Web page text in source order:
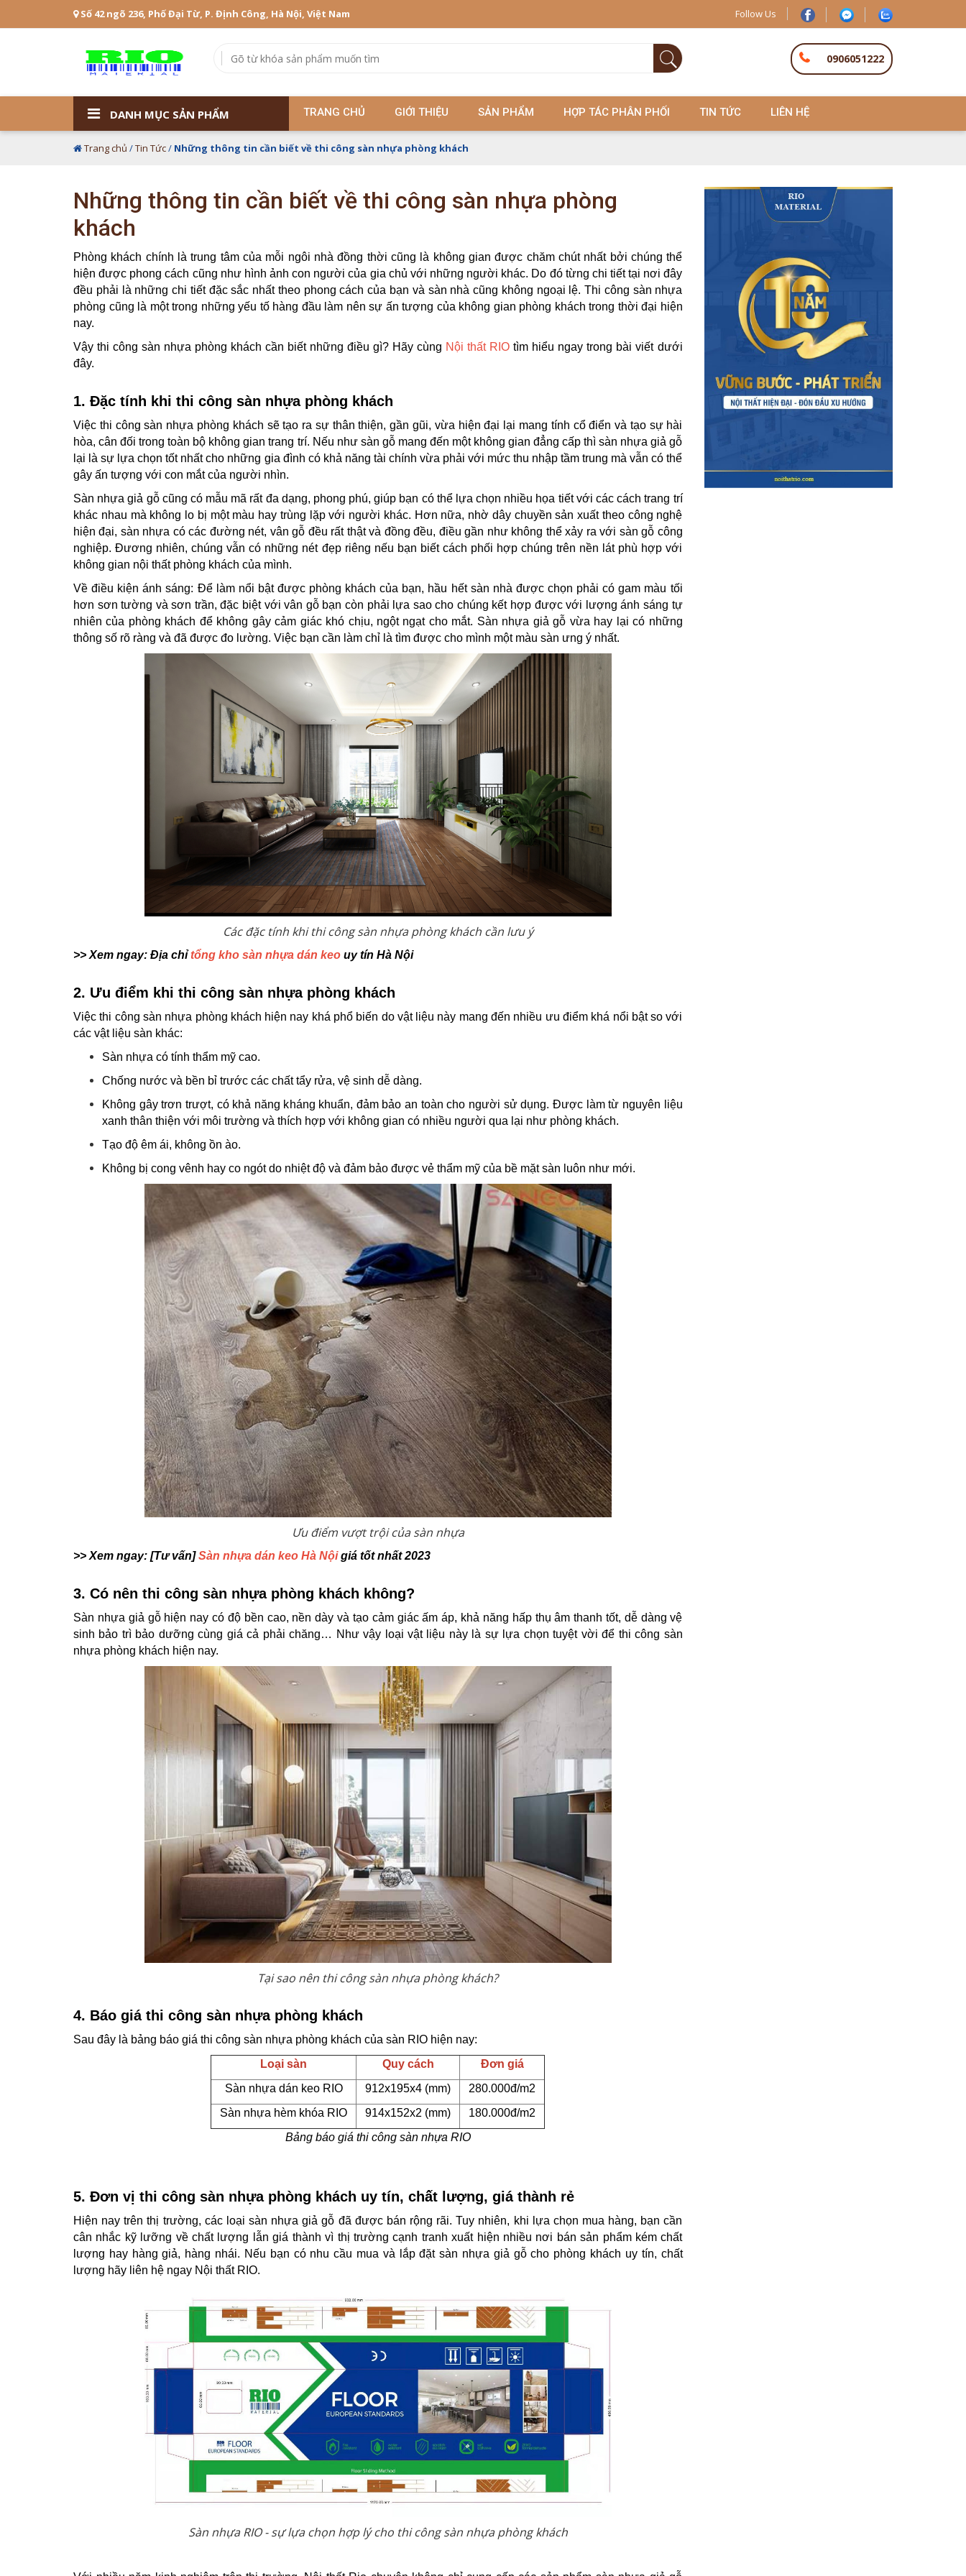
Số 42 ngõ 236, Phố Đại Từ, P. Định Công, Hà Nội, Việt Nam Follow Us
0906051222
DANH MỤC SẢN PHẨM TRANG CHỦ GIỚI THIỆU SẢN PHẨM HỢP TÁC PHÂN PHỐI TIN TỨC LIÊN HỆ
Trang chủ /Tin Tức/ Những thông tin cần biết về thi công sàn nhựa phòng khách
Những thông tin cần biết về thi công sàn nhựa phòng
khách
Phòng khách chính là trung tâm của mỗi ngôi nhà đồng thời cũng là không gian được chăm chút nhất bởi chúng thể
hiện được phong cách cũng như hình ảnh con người của gia chủ với những người khác. Do đó từng chi tiết tại nơi đây
đều phải là những chi tiết đặc sắc nhất theo phong cách của bạn và sàn nhà cũng không ngoại lệ. Thi công sàn nhựa
phòng cũng là một trong những yếu tố hàng đầu làm nên sự ấn tượng của không gian phòng khách trong thời đại hiện
nay.
Vậy thi công sàn nhựa phòng khách cần biết những điều gì? Hãy cùng Nội thất RIO tìm hiểu ngay trong bài viết dưới
đây.
1. Đặc tính khi thi công sàn nhựa phòng khách
Việc thi công sàn nhựa phòng khách sẽ tạo ra sự thân thiện, gần gũi, vừa hiện đại lại mang tính cổ điển và tạo sự hài
hòa, cân đối trong toàn bộ không gian trang trí. Nếu như sàn gỗ mang đến một không gian đẳng cấp thì sàn nhựa giả gỗ
lại là sự lựa chọn tốt nhất cho những gia đình có khả năng tài chính vừa phải với mức thu nhập tầm trung mà vẫn có thể
gây ấn tượng với con mắt của người nhìn.
Sàn nhựa giả gỗ cũng có mẫu mã rất đa dạng, phong phú, giúp bạn có thể lựa chọn nhiều họa tiết với các cách trang trí
khác nhau mà không lo bị một màu hay trùng lặp với người khác. Hơn nữa, nhờ dây chuyền sản xuất theo công nghệ
hiện đại, sàn nhựa có các đường nét, vân gỗ đều rất thật và đồng đều, điều gần như không thể xảy ra với sàn gỗ công
nghiệp. Đương nhiên, chúng vẫn có những nét đẹp riêng nếu bạn biết cách phối hợp chúng trên nền lát phù hợp với
không gian nội thất phòng khách của mình.
Về điều kiện ánh sáng: Để làm nổi bật được phòng khách của bạn, hầu hết sàn nhà được chọn phải có gam màu tối
hơn sơn tường và sơn trần, đặc biệt với vân gỗ bạn còn phải lựa sao cho chúng kết hợp được với lượng ánh sáng tự
nhiên của phòng khách để không gây cảm giác khó chịu, ngột ngạt cho mắt. Sàn nhựa giả gỗ vừa hay lại có những
thông số rõ ràng và đã được đo lường. Việc bạn cần làm chỉ là tìm được cho mình một màu sàn ưng ý nhất.
Các đặc tính khi thi công sàn nhựa phòng khách cần lưu ý
>> Xem ngay: Địa chỉtổng kho sàn nhựa dán keo uy tín Hà Nội
2. Ưu điểm khi thi công sàn nhựa phòng khách
Việc thi công sàn nhựa phòng khách hiện nay khá phổ biến do vật liệu này mang đến nhiều ưu điểm khá nổi bật so với
các vật liệu sàn khác:
Sàn nhựa có tính thẩm mỹ cao.
Chống nước và bền bỉ trước các chất tẩy rửa, vệ sinh dễ dàng.
Không gây trơn trượt, có khả năng kháng khuẩn, đảm bảo an toàn cho người sử dụng. Được làm từ nguyên liệu
xanh thân thiện với môi trường và thích hợp với không gian có nhiều người qua lại như phòng khách.
Tạo độ êm ái, không ồn ào.
Không bị cong vênh hay co ngót do nhiệt độ và đảm bảo được vẻ thẩm mỹ của bề mặt sàn luôn như mới.
Ưu điểm vượt trội của sàn nhựa
>> Xem ngay: [Tư vấn]Sàn nhựa dán keo Hà Nộigiá tốt nhất 2023
3. Có nên thi công sàn nhựa phòng khách không?
Sàn nhựa giả gỗ hiện nay có độ bền cao, nền dày và tạo cảm giác ấm áp, khả năng hấp thụ âm thanh tốt, dễ dàng vệ
sinh bảo trì bảo dưỡng cùng giá cả phải chăng… Như vậy loại vật liệu này là sự lựa chọn tuyệt vời để thi công sàn
nhựa phòng khách hiện nay.
Tại sao nên thi công sàn nhựa phòng khách?
4. Báo giá thi công sàn nhựa phòng khách
Sau đây là bảng báo giá thi công sàn nhựa phòng khách của sàn RIO hiện nay:
Loại sàn
Quy cách
Đơn giá
Sàn nhựa dán keo RIO
912x195x4 (mm)
280.000đ/m2
Sàn nhựa hèm khóa RIO
914x152x2 (mm)
180.000đ/m2
Bảng báo giá thi công sàn nhựa RIO
5. Đơn vị thi công sàn nhựa phòng khách uy tín, chất lượng, giá thành rẻ
Hiện nay trên thị trường, các loại sàn nhựa giả gỗ đã được bán rộng rãi. Tuy nhiên, khi lựa chọn mua hàng, bạn cần
cân nhắc kỹ lưỡng về chất lượng lẫn giá thành vì thị trường cạnh tranh xuất hiện nhiều nơi bán sản phẩm kém chất
lượng hay hàng giả, hàng nhái. Nếu bạn có nhu cầu mua và lắp đặt sàn nhựa giả gỗ cho phòng khách uy tín, chất
lượng hãy liên hệ ngay Nội thất RIO.
Sàn nhựa RIO - sự lựa chọn hợp lý cho thi công sàn nhựa phòng khách